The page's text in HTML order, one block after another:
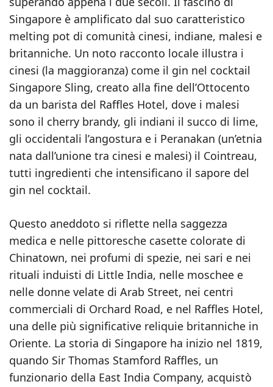
Singapore è amplificato dal suo caratteristico
melting pot di comunità cinesi, indiane, malesi e
britanniche. Un noto racconto locale illustra i
cinesi (la maggioranza) come il gin nel cocktail
Singapore Sling, creato alla fine dell’Ottocento
da un barista del Raffles Hotel, dove i malesi
sono il cherry brandy, gli indiani il succo di lime,
gli occidentali l’angostura e i Peranakan (un’etnia
nata dall’unione tra cinesi e malesi) il Cointreau,
tutti ingredienti che intensificano il sapore del
gin nel cocktail.
Questo aneddoto si riflette nella saggezza
medica e nelle pittoresche casette colorate di
Chinatown, nei profumi di spezie, nei sari e nei
rituali induisti di Little India, nelle moschee e
nelle donne velate di Arab Street, nei centri
commerciali di Orchard Road, e nel Raffles Hotel,
una delle più significative reliquie britanniche in
Oriente. La storia di Singapore ha inizio nel 1819,
quando Sir Thomas Stamford Raffles, un
funzionario della East India Company, acquistò